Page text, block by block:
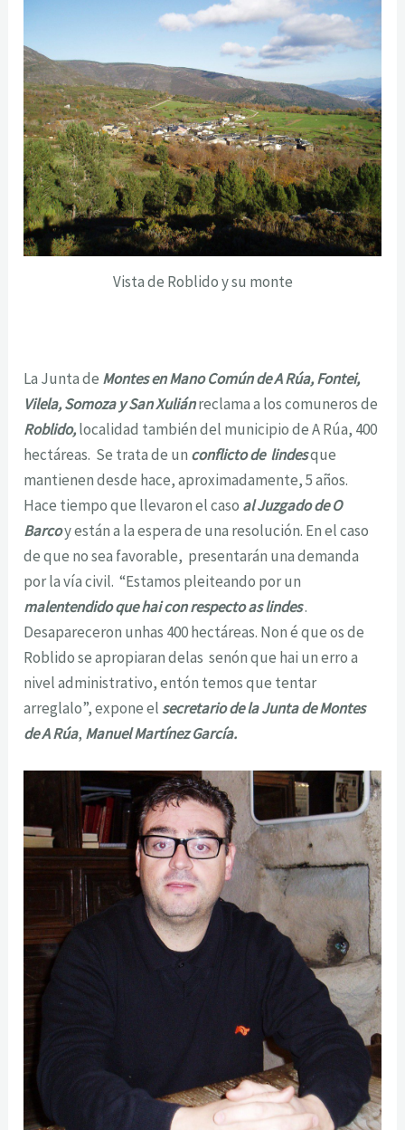
Vista de Roblido y su monte
La Junta de Montes en Mano Común de A Rúa, Fontei,
Vilela, Somoza y San Xuliánreclama a los comuneros de
Roblido,localidad también del municipio de A Rúa, 400
hectáreas. Se trata de un conflicto de lindesque
mantienen desde hace, aproximadamente, 5 años.
Hace tiempo que llevaron el caso al Juzgado de O
Barcoy están a la espera de una resolución. En el caso
de que no sea favorable, presentarán una demanda
por la vía civil. “Estamos pleiteando por un
malentendido que hai con respecto as lindes.
Desapareceron unhas 400 hectáreas. Non é que os de
Roblido se apropiaran delas senón que hai un erro a
nivel administrativo, entón temos que tentar
arreglalo”, expone elsecretario de la Junta de Montes
de A Rúa, Manuel Martínez García.